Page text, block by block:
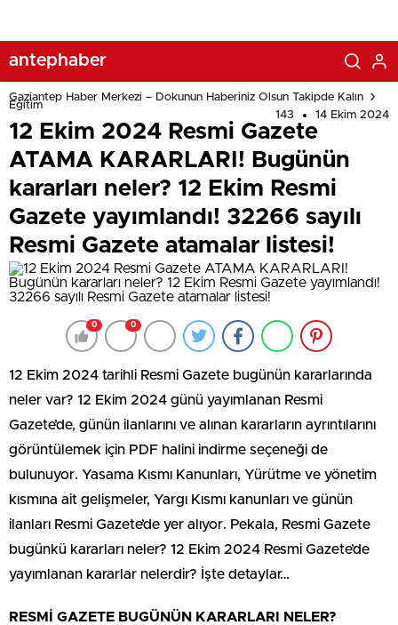
antephaber
Gaziantep Haber Merkezi – Dokunun Haberiniz Olsun Takipde Kalın
Eğitim
143
14 Ekim 2024
12 Ekim 2024 Resmi Gazete
ATAMA KARARLARI! Bugünün
kararları neler? 12 Ekim Resmi
Gazete yayımlandı! 32266 sayılı
Resmi Gazete atamalar listesi!
0 0
12 Ekim 2024 tarihli Resmi Gazete bugünün kararlarında
neler var? 12 Ekim 2024 günü yayımlanan Resmi
Gazete’de, günün ilanlarını ve alınan kararların ayrıntılarını
görüntülemek için PDF halini indirme seçeneği de
bulunuyor. Yasama Kısmı Kanunları, Yürütme ve yönetim
kısmına ait gelişmeler, Yargı Kısmı kanunları ve günün
ilanları Resmi Gazete’de yer alıyor. Pekala, Resmi Gazete
bugünkü kararları neler? 12 Ekim 2024 Resmi Gazete’de
yayımlanan kararlar nelerdir? İşte detaylar…
RESMİ GAZETE BUGÜNÜN KARARLARI NELER?